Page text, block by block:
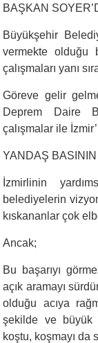
BAŞKAN
Büyükşehir
vermekte olduğu
çalışmaları yanı
Göreve gelir
Deprem Daire
çalışmalar ile
YANDAŞ
İzmirlinin
belediyelerin
kıskananlar çok
Ancak;
Bu başarıyı
açık aramayı
olduğu acıya
şekilde ve büyük
koştu, koşmayı da